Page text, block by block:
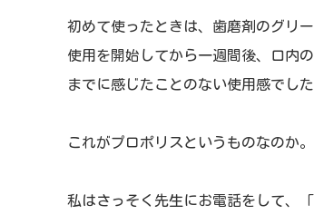
初めて使ったときは、歯磨剤のグリ
使用を開始してから一週間後、口内
までに感じたことのない使用感でした
これがプロポリスというものなのか。
私はさっそく先生にお電話をして、